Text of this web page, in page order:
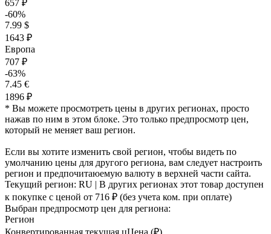
657 ₽
-60%
7.99 $
1643 ₽
Европа
707 ₽
-63%
7.45 €
1896 ₽
* Вы можете просмотреть цены в других регионах, просто
нажав по ним в этом блоке. Это только предпросмотр цен,
который не меняет ваш регион.
Если вы хотите изменить свой регион, чтобы видеть по
умолчанию цены для другого региона, вам следует настроить
регион и предпочитаюемую валюту в верхней части сайта.
Текущий регион: RU | В других регионах этот товар доступен
к покупке с ценой от 716 ₽ (без учета ком. при оплате)
Выбран предпросмотр цен для региона:
Регион
Конвертированная текущая цЦена (₽)